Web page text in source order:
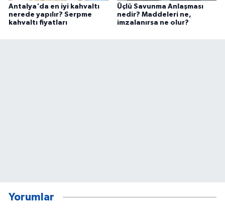
Antalya'da en iyi kahvaltı
nerede yapılır? Serpme
kahvaltı fiyatları
Üçlü Savunma Anlaşması
nedir? Maddeleri ne,
imzalanırsa ne olur?
Yorumlar